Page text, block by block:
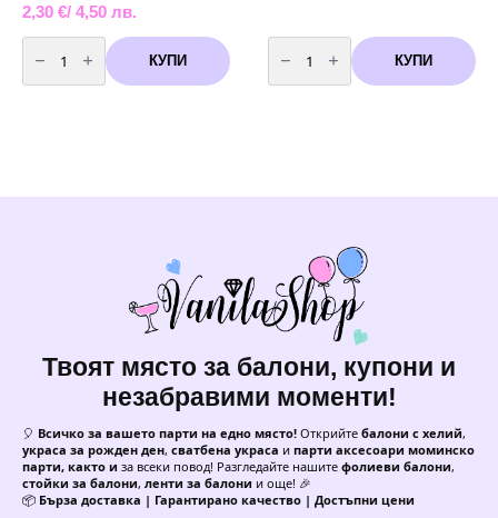
2,30 €/ 4,50 лв.
количество
за
Димка
(червен
КУПИ
количество
за
Димка
(бял
КУПИ
Твоят място за балони, купони и
незабравими моменти!
🎈 Всичко за вашето парти на едно място! Открийте балони с хелий,
украса за рожден ден, сватбена украса и парти аксесоари моминско
парти, както и за всеки повод! Разгледайте нашите фолиеви балони,
стойки за балони, ленти за балони и още! 🎉
📦 Бърза доставка | Гарантирано качество | Достъпни цени